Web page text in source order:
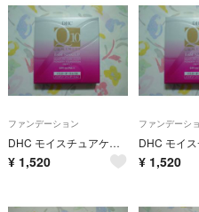
ファンデーション
DHC モイスチュアケア クリアパウダリーファンデーション イエローオークル02
¥ 1,520
ファンデーシ
¥ 1,520